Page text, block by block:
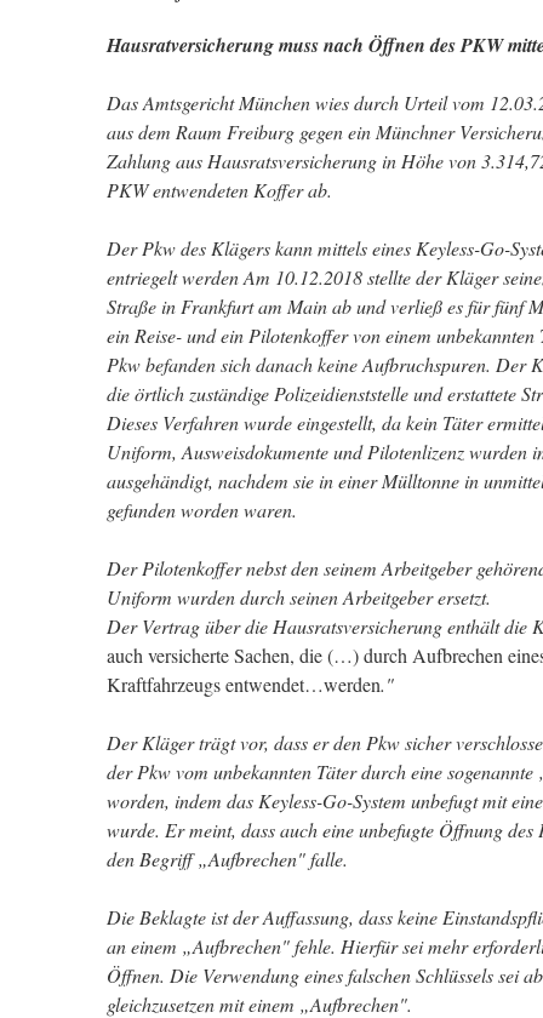
Hausratversicherung muss nach Öffnen des PKW
Das Amtsgericht München wies durch Urteil vom
aus dem Raum Freiburg gegen ein Münchner
Zahlung aus Hausratsversicherung in Höhe von
PKW entwendeten Koffer ab.
Der Pkw des Klägers kann mittels eines Keyless-Go-
entriegelt werden Am 10.12.2018 stellte der Kläger
Straße in Frankfurt am Main ab und verließ es für fünf
ein Reise- und ein Pilotenkoffer von einem unbekannten
Pkw befanden sich danach keine Aufbruchspuren. Der
die örtlich zuständige Polizeidienststelle und erstattete
Dieses Verfahren wurde eingestellt, da kein Täter
Uniform, Ausweisdokumente und Pilotenlizenz wurden
ausgehändigt, nachdem sie in einer Mülltonne in
gefunden worden waren.
Der Pilotenkoffer nebst den seinem Arbeitgeber
Uniform wurden durch seinen Arbeitgeber ersetzt.
Der Vertrag über die Hausratsversicherung enthält die
auch versicherte Sachen, die (…) durch Aufbrechen
Kraftfahrzeugs entwendet…werden."
Der Kläger trägt vor, dass er den Pkw sicher
der Pkw vom unbekannten Täter durch eine
worden, indem das Keyless-Go-System unbefugt mit
wurde. Er meint, dass auch eine unbefugte Öffnung
den Begriff „Aufbrechen" falle.
Die Beklagte ist der Auffassung, dass keine
an einem „Aufbrechen" fehle. Hierfür sei mehr
Öffnen. Die Verwendung eines falschen Schlüssels sei
gleichzusetzen mit einem „Aufbrechen".